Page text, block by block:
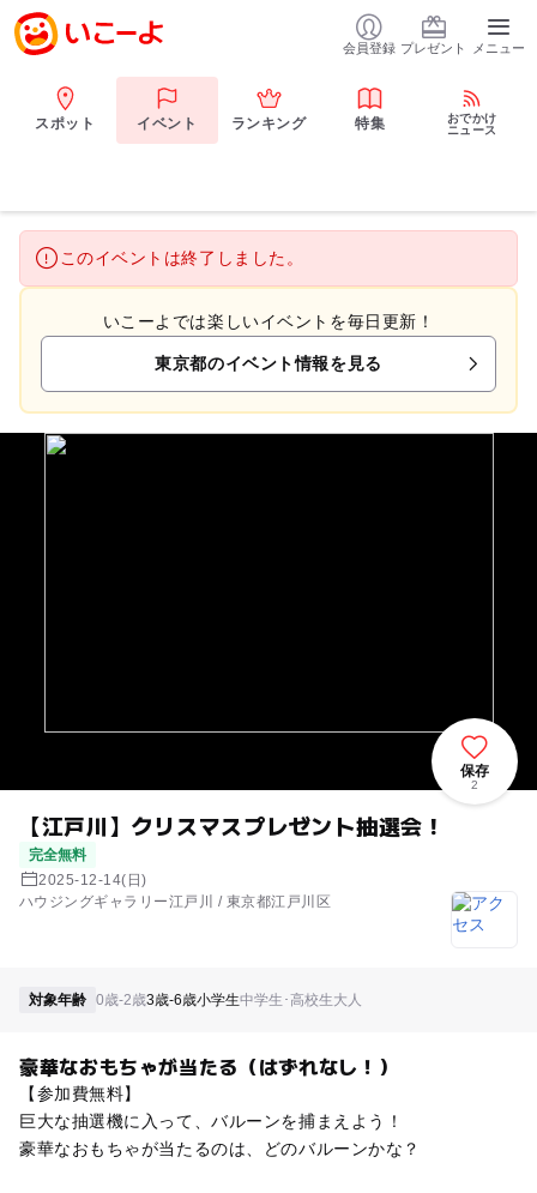
会員登録 プレゼント メニュー
スポット イベント ランキング 特集
おでかけ
ニュース
このイベントは終了しました。
いこーよでは楽しいイベントを毎日更新！
東京都のイベント情報を見る
【江戸川】クリスマスプレゼント抽選会！
完全無料
2025-12-14(日)
ハウジングギャラリー江戸川 / 東京都江戸川区
保存
2
対象年齢 0歳-2歳3歳-6歳小学生中学生･高校生大人
豪華なおもちゃが当たる（はずれなし！）
【参加費無料】
巨大な抽選機に入って、バルーンを捕まえよう！
豪華なおもちゃが当たるのは、どのバルーンかな？